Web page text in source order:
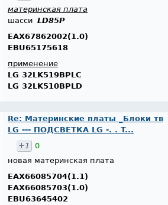
материнская плата
шасси LD85P
EAX67862002(1.0)
EBU65175618
применение
LG 32LK519BPLC
LG 32LK510BPLD
Re: Материнские платы _Блоки тв
LG --- ПОДСВЕТКА LG -. . T...
+1
0
новая материнская плата
EAX66085704(1.1)
EAX66085703(1.0)
EBU63645402